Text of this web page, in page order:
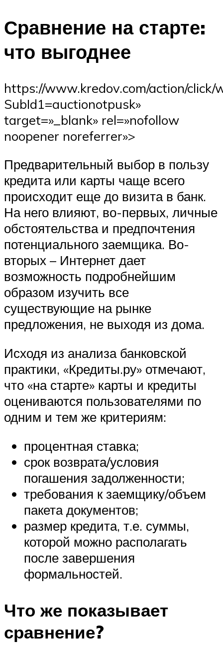
Сравнение на старте:
что выгоднее
https://www.kredov.com/action/click/
SubId1=auctionotpusk»
target=»_blank» rel=»nofollow
noopener noreferrer»>
Предварительный выбор в пользу
кредита или карты чаще всего
происходит еще до визита в банк.
На него влияют, во-первых, личные
обстоятельства и предпочтения
потенциального заемщика. Во-
вторых – Интернет дает
возможность подробнейшим
образом изучить все
существующие на рынке
предложения, не выходя из дома.
Исходя из анализа банковской
практики, «Кредиты.ру» отмечают,
что «на старте» карты и кредиты
оцениваются пользователями по
одним и тем же критериям:
процентная ставка;
срок возврата/условия
погашения задолженности;
требования к заемщику/объем
пакета документов;
размер кредита, т.е. суммы,
которой можно располагать
после завершения
формальностей.
Что же показывает
сравнение?